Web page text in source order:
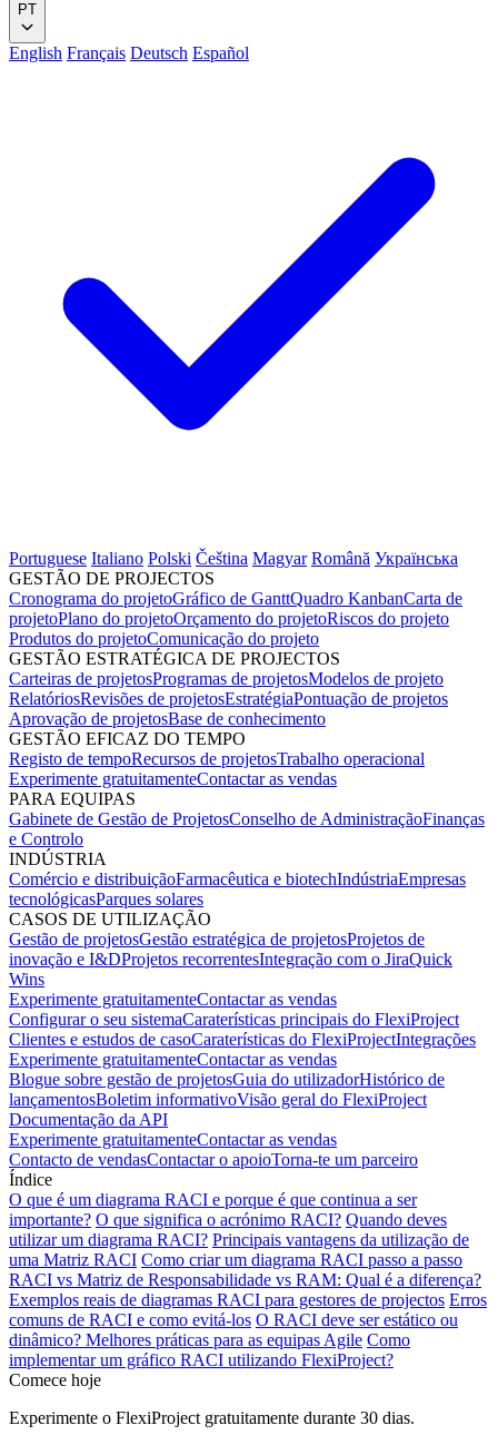
PT
English Français Deutsch Español
Portuguese Italiano Polski Čeština Magyar Română Українська
GESTÃO DE PROJECTOS
Cronograma do projetoGráfico de GanttQuadro KanbanCarta de
projetoPlano do projetoOrçamento do projetoRiscos do projeto
Produtos do projetoComunicação do projeto
GESTÃO ESTRATÉGICA DE PROJECTOS
Carteiras de projetosProgramas de projetosModelos de projeto
RelatóriosRevisões de projetosEstratégiaPontuação de projetos
Aprovação de projetosBase de conhecimento
GESTÃO EFICAZ DO TEMPO
Registo de tempoRecursos de projetosTrabalho operacional
Experimente gratuitamenteContactar as vendas
PARA EQUIPAS
Gabinete de Gestão de ProjetosConselho de AdministraçãoFinanças
e Controlo
INDÚSTRIA
Comércio e distribuiçãoFarmacêutica e biotechIndústriaEmpresas
tecnológicasParques solares
CASOS DE UTILIZAÇÃO
Gestão de projetosGestão estratégica de projetosProjetos de
inovação e I&DProjetos recorrentesIntegração com o JiraQuick
Wins
Experimente gratuitamenteContactar as vendas
Configurar o seu sistemaCaraterísticas principais do FlexiProject
Clientes e estudos de casoCaraterísticas do FlexiProjectIntegrações
Experimente gratuitamenteContactar as vendas
Blogue sobre gestão de projetosGuia do utilizadorHistórico de
lançamentosBoletim informativoVisão geral do FlexiProject
Documentação da API
Experimente gratuitamenteContactar as vendas
Contacto de vendasContactar o apoioTorna-te um parceiro
Índice
O que é um diagrama RACI e porque é que continua a ser
importante? O que significa o acrónimo RACI? Quando deves
utilizar um diagrama RACI? Principais vantagens da utilização de
uma Matriz RACI Como criar um diagrama RACI passo a passo
RACI vs Matriz de Responsabilidade vs RAM: Qual é a diferença?
Exemplos reais de diagramas RACI para gestores de projectos Erros
comuns de RACI e como evitá-los O RACI deve ser estático ou
dinâmico? Melhores práticas para as equipas Agile Como
implementar um gráfico RACI utilizando FlexiProject?
Comece hoje
Experimente o FlexiProject gratuitamente durante 30 dias.